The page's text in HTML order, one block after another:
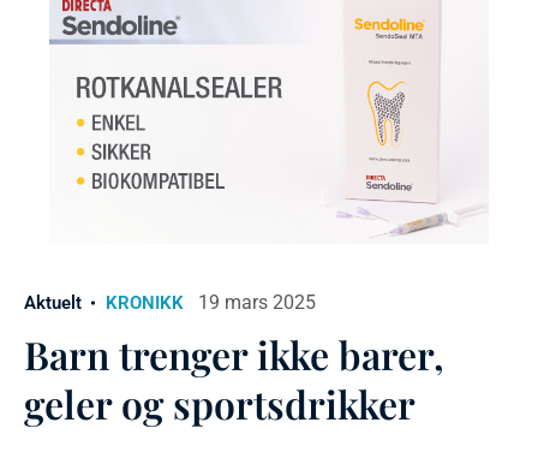
Aktuelt KRONIKK 19 mars 2025
Barn trenger ikke barer,
geler og sportsdrikker